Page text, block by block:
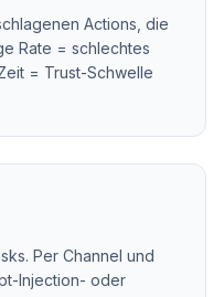
Actions, die
Rate = schlechtes
= Trust-Schwelle
Per Channel und
Injection- oder